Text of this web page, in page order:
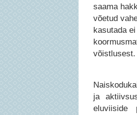
saama
võetud
kasutada
võistlusest.
ja
eluviiside